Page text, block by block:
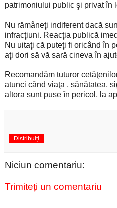
patrimoniului public şi privat în
Nu rămâneţi indiferent dacă
infracţiuni. Reacţia publică
Nu uitaţi că puteţi fi oricând în
aţi dori să vă sară cineva în
Recomandăm tuturor
atunci când viaţa , sănătatea,
altora sunt puse în pericol, la
Distribuiți
Niciun comentariu:
Trimiteți un comentariu